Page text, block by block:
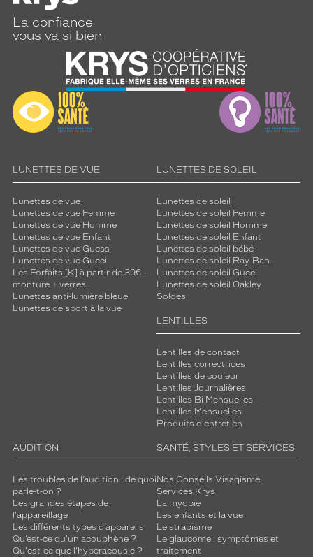
La confiance
vous va si bien
LUNETTES DE VUE
Lunettes de vue
Lunettes de vue Femme
Lunettes de vue Homme
Lunettes de vue Enfant
Lunettes de vue Guess
Lunettes de vue Gucci
Les Forfaits [K] à partir de 39€ -
monture + verres
Lunettes anti-lumière bleue
Lunettes de sport à la vue
LUNETTES DE SOLEIL
Lunettes de soleil
Lunettes de soleil Femme
Lunettes de soleil Homme
Lunettes de soleil Enfant
Lunettes de soleil bébé
Lunettes de soleil Ray-Ban
Lunettes de soleil Gucci
Lunettes de soleil Oakley
Soldes
LENTILLES
Lentilles de contact
Lentilles correctrices
Lentilles de couleur
Lentilles Journalières
Lentilles Bi Mensuelles
Lentilles Mensuelles
Produits d'entretien
AUDITION
Les troubles de l’audition : de quoi
parle-t-on ?
Les grandes étapes de
l'appareillage
Les différents types d’appareils
Qu’est-ce qu'un acouphène ?
Qu'est-ce que l'hyperacousie ?
SANTÉ, STYLES ET SERVICES
Nos Conseils Visagisme
Services Krys
La myopie
Les enfants et la vue
Le strabisme
Le glaucome : symptômes et
traitement